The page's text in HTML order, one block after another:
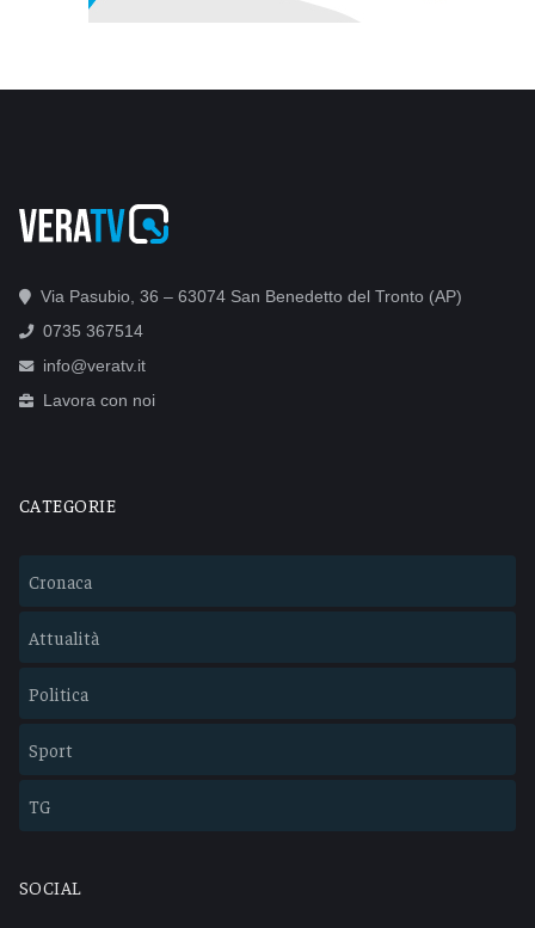
Via Pasubio, 36 – 63074 San Benedetto del Tronto (AP)
0735 367514
info@veratv.it
Lavora con noi
CATEGORIE
Cronaca
Attualità
Politica
Sport
TG
SOCIAL